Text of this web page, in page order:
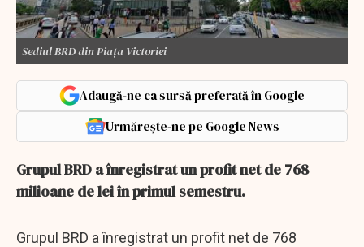
Sediul BRD din Piața Victoriei
Adaugă-ne ca sursă preferată în Google
Urmărește-ne pe Google News
Grupul BRD a înregistrat un profit net de 768
milioane de lei în primul semestru.
Grupul BRD a înregistrat un profit net de 768